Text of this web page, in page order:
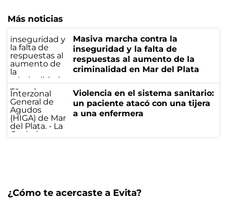
Más noticias
Masiva marcha contra la
inseguridad y la falta de
respuestas al aumento de la
criminalidad en Mar del Plata
Violencia en el sistema sanitario:
un paciente atacó con una tijera
a una enfermera
¿Cómo te acercaste a Evita?